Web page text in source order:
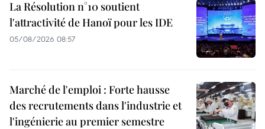
La Résolution n°10 soutient
l'attractivité de Hanoï pour les IDE
05/08/2026 08:57
Marché de l'emploi : Forte hausse
des recrutements dans l'industrie et
l'ingénierie au premier semestre